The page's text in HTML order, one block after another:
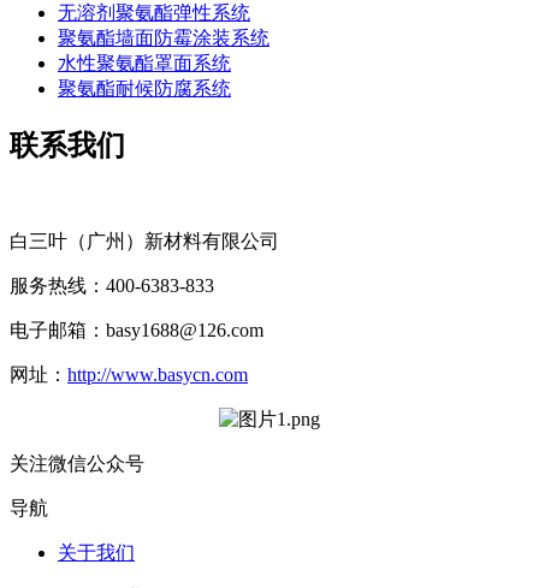
无溶剂聚氨酯弹性系统
聚氨酯墙面防霉涂装系统
水性聚氨酯罩面系统
聚氨酯耐候防腐系统
联系我们
白三叶（广州）新材料有限公司
服务热线：400-6383-833
电子邮箱：basy1688@126.com
网址： http://www.basycn.com
关注微信公众号
导航
关于我们